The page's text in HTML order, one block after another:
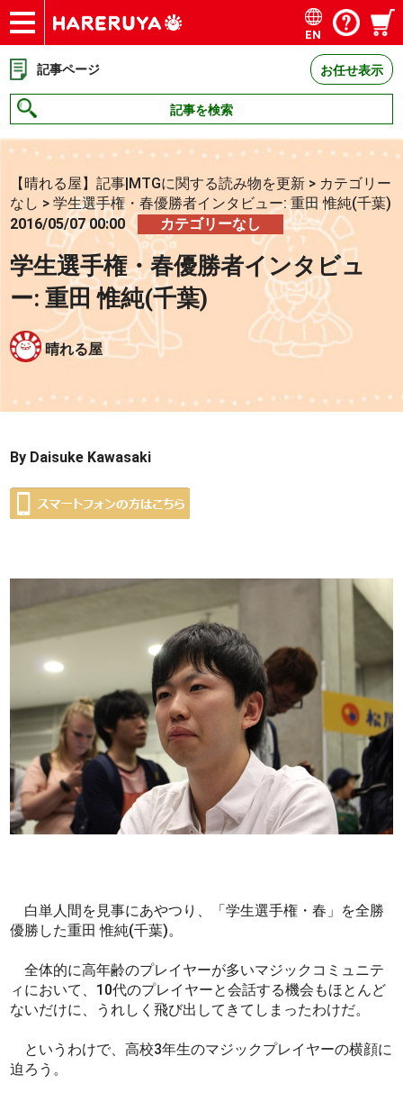
ショップ
買取
記事
デッキ検索
デッキ構築
選手一覧
店舗一覧
イベント
お問い合わせ
EN
記事ページ お任せ表示
記事を検索
【晴れる屋】記事|MTGに関する読み物を更新 > カテゴリー
なし >学生選手権・春優勝者インタビュー: 重田 惟純(千葉)
2016/05/07 00:00
カテゴリーなし
学生選手権・春優勝者インタビュ
ー: 重田 惟純(千葉)
晴れる屋
By Daisuke Kawasaki
白単人間を見事にあやつり、「学生選手権・春」を全勝
優勝した重田 惟純(千葉)。
全体的に高年齢のプレイヤーが多いマジックコミュニテ
ィにおいて、10代のプレイヤーと会話する機会もほとんど
ないだけに、うれしく飛び出してきてしまったわけだ。
というわけで、高校3年生のマジックプレイヤーの横顔に
迫ろう。